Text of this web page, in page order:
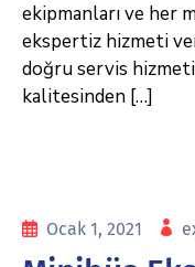
ekipmanları ve her
ekspertiz hizmeti
doğru servis
kalitesinden […]
Ocak 1, 2021